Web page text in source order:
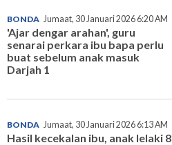
BONDA Jumaat, 30 Januari 2026 6:20 AM
'Ajar dengar arahan', guru
senarai perkara ibu bapa perlu
buat sebelum anak masuk
Darjah 1
BONDA Jumaat, 30 Januari 2026 6:13 AM
Hasil kecekalan ibu, anak lelaki 8